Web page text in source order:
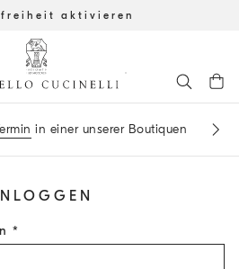
aktivieren
in einer unserer Boutiquen
zu sein